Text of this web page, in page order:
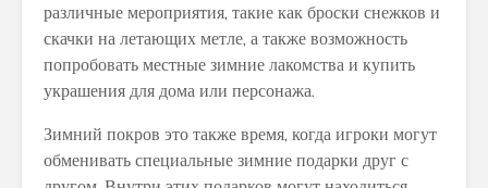
различные мероприятия, такие как броски снежков и
скачки на летающих метле, а также возможность
попробовать местные зимние лакомства и купить
украшения для дома или персонажа.
Зимний покров это также время, когда игроки могут
обменивать специальные зимние подарки друг с